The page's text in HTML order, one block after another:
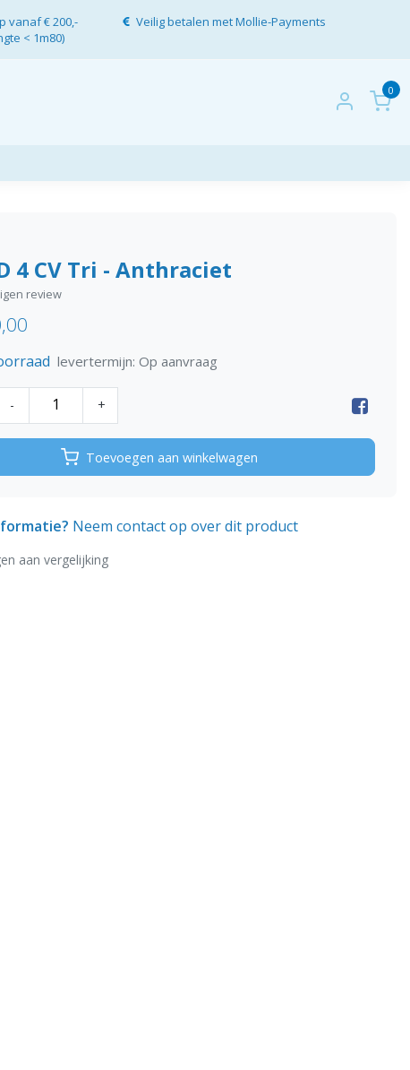
vanaf € 200,-
< 1m80)
Veilig betalen met Mollie-Payments
0
4 CV Tri - Anthraciet
review
levertermijn: Op aanvraag
- +
Toevoegen aan winkelwagen
Neem contact op over dit product
aan vergelijking